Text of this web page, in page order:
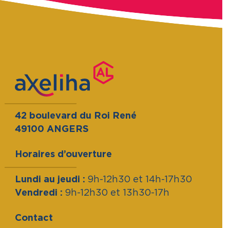
42 boulevard du Roi René
49100 ANGERS
Horaires d’ouverture
Lundi au jeudi : 9h-12h30 et 14h-17h30
Vendredi : 9h-12h30 et 13h30-17h
Contact